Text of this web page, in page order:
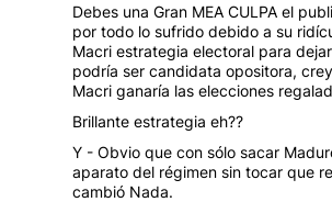
Debes una Gran MEA CULPA el
por todo lo sufrido debido a su
Macri estrategia electoral para
podría ser candidata opositora,
Macri ganaría las elecciones
Brillante estrategia eh??
Y - Obvio que con sólo sacar
aparato del régimen sin tocar que
cambió Nada.